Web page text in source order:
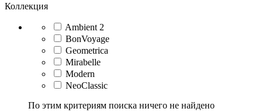
Коллекция
Ambient 2
BonVoyage
Geometrica
Mirabelle
Modern
NeoClassic
По этим критериям поиска ничего не найдено